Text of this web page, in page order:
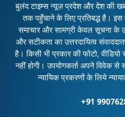
बुलंद टाइम्स न्यूज़ प्रदेश और देश की
तक पहुँचाने के लिए प्रतिबद्ध है। इस
समाचार और सामग्री केवल सूचना के
और सटीकता का उत्तरदायित्व
है। किसी भी प्रकार की फोटो, वीडियो
नहीं होगी। उपयोगकर्ता अपने विवेक से
न्यायिक प्रकरणों के लिये
+91